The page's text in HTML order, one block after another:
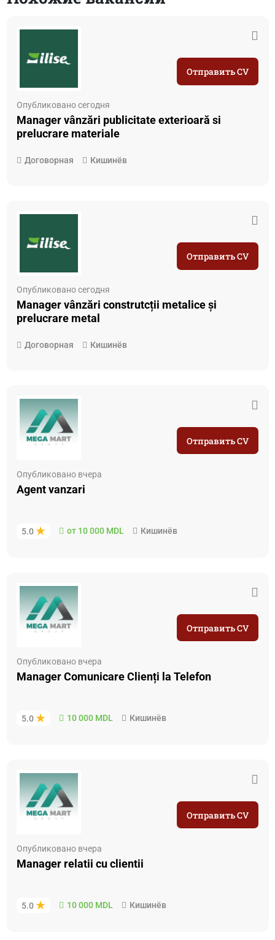
Опубликовано сегодня
Manager vânzări publicitate exterioară si
prelucrare materiale
Договорная Кишинёв
Отправить CV
Опубликовано сегодня
Manager vânzări construtcții metalice și
prelucrare metal
Договорная Кишинёв
Отправить CV
Опубликовано вчера
Agent vanzari
5.0 от 10 000 MDL Кишинёв
Отправить CV
Опубликовано вчера
Manager Comunicare Clienți la Telefon
5.0 10 000 MDL Кишинёв
Отправить CV
Опубликовано вчера
Manager relatii cu clientii
5.0 10 000 MDL Кишинёв
Отправить CV